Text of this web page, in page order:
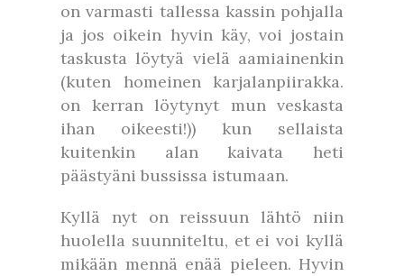
on varmasti tallessa kassin pohjalla
ja jos oikein hyvin käy, voi jostain
taskusta löytyä vielä aamiainenkin
(kuten homeinen karjalanpiirakka.
on kerran löytynyt mun veskasta
ihan oikeesti!)) kun sellaista
kuitenkin alan kaivata heti
päästyäni bussissa istumaan.
Kyllä nyt on reissuun lähtö niin
huolella suunniteltu, et ei voi kyllä
mikään mennä enää pieleen. Hyvin